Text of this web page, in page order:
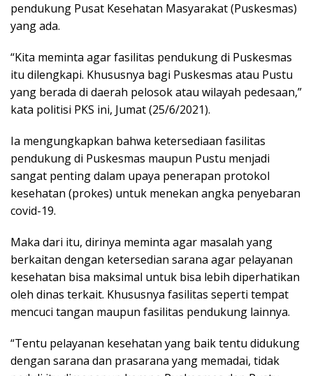
pendukung Pusat Kesehatan Masyarakat (Puskesmas)
yang ada.
“Kita meminta agar fasilitas pendukung di Puskesmas
itu dilengkapi. Khususnya bagi Puskesmas atau Pustu
yang berada di daerah pelosok atau wilayah pedesaan,”
kata politisi PKS ini, Jumat (25/6/2021).
Ia mengungkapkan bahwa ketersediaan fasilitas
pendukung di Puskesmas maupun Pustu menjadi
sangat penting dalam upaya penerapan protokol
kesehatan (prokes) untuk menekan angka penyebaran
covid-19.
Maka dari itu, dirinya meminta agar masalah yang
berkaitan dengan ketersedian sarana agar pelayanan
kesehatan bisa maksimal untuk bisa lebih diperhatikan
oleh dinas terkait. Khususnya fasilitas seperti tempat
mencuci tangan maupun fasilitas pendukung lainnya.
“Tentu pelayanan kesehatan yang baik tentu didukung
dengan sarana dan prasarana yang memadai, tidak